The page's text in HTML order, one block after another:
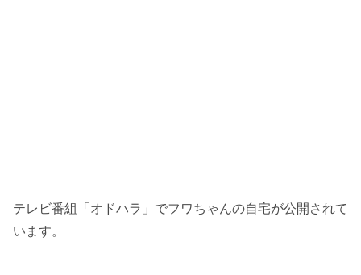
テレビ番組「オドハラ」でフワちゃんの自宅が公開されて
います。